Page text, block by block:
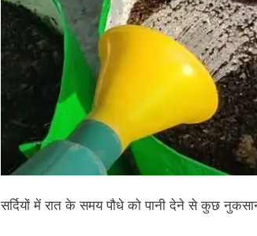
सर्दियों में रात के समय पौधे को पानी देने से कुछ